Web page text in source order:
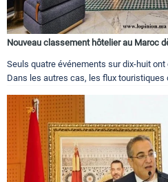
Nouveau classement hôtelier au Maroc
Seuls quatre événements sur dix-huit ont
Dans les autres cas, les flux